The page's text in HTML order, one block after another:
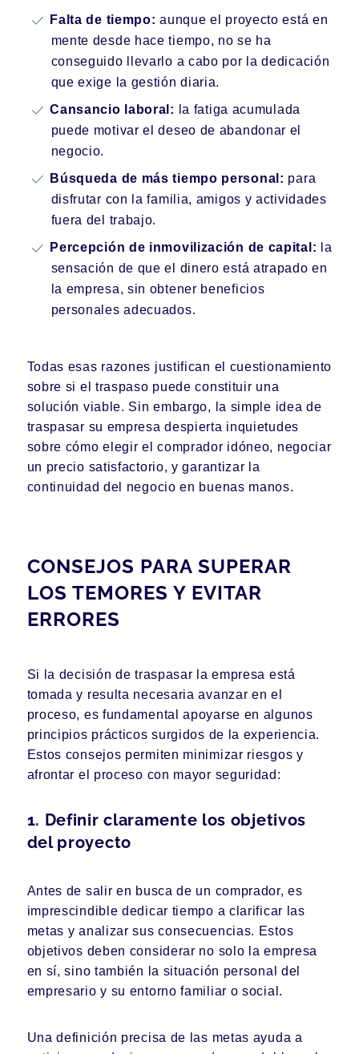
Falta de tiempo: aunque el proyecto está en
mente desde hace tiempo, no se ha
conseguido llevarlo a cabo por la dedicación
que exige la gestión diaria.
Cansancio laboral:
la fatiga acumulada
puede motivar el deseo de abandonar el
negocio.
Búsqueda de más tiempo personal: para
disfrutar con la familia, amigos y actividades
fuera del trabajo.
Percepción de inmovilización de capital: la
sensación de que el dinero está atrapado en
la empresa, sin obtener beneficios
personales adecuados.
Todas esas razones justifican el cuestionamiento
sobre si el traspaso puede constituir una
solución viable. Sin embargo, la simple idea de
traspasar su empresa despierta inquietudes
sobre cómo elegir el comprador idóneo, negociar
un precio satisfactorio, y garantizar la
continuidad del negocio en buenas manos.
CONSEJOS PARA SUPERAR
LOS TEMORES Y EVITAR
ERRORES
Si la decisión de traspasar la empresa está
tomada y resulta necesaria avanzar en el
proceso, es fundamental apoyarse en algunos
principios prácticos surgidos de la experiencia.
Estos consejos permiten minimizar riesgos y
afrontar el proceso con mayor seguridad:
1. Definir claramente los objetivos
del proyecto
Antes de salir en busca de un comprador, es
imprescindible dedicar tiempo a clarificar las
metas y analizar sus consecuencias. Estos
objetivos deben considerar no solo la empresa
en sí, sino también la situación personal del
empresario y su entorno familiar o social.
Una definición precisa de las metas ayuda a